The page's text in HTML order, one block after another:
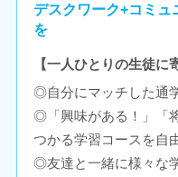
デスクワーク+コミュ
を
【一人ひとりの生徒に
◎自分にマッチした通
◎「興味がある！」「
つかる学習コースを自
◎友達と一緒に様々な